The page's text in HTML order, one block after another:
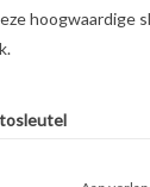
hoogwaardige